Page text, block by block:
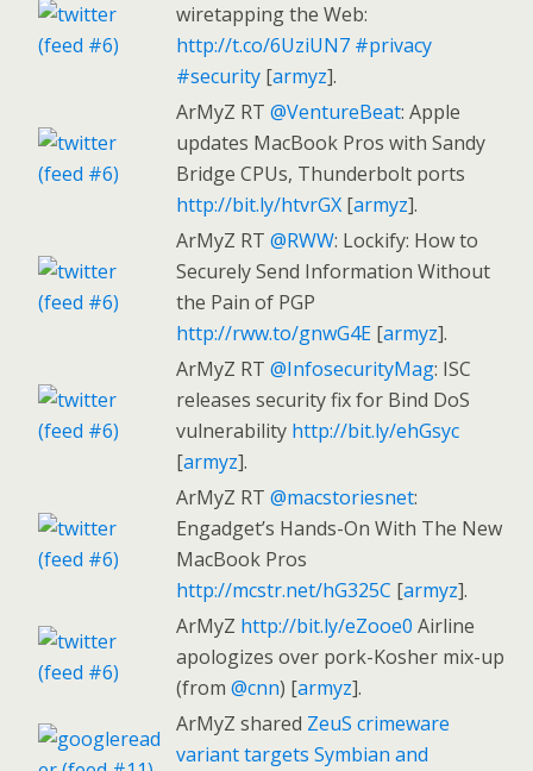
wiretapping the Web:
http://t.co/6UziUN7 #privacy
#security [armyz].
ArMyZ RT @VentureBeat: Apple
updates MacBook Pros with Sandy
Bridge CPUs, Thunderbolt ports
http://bit.ly/htvrGX [armyz].
ArMyZ RT @RWW: Lockify: How to
Securely Send Information Without
the Pain of PGP
http://rww.to/gnwG4E [armyz].
ArMyZ RT @InfosecurityMag: ISC
releases security fix for Bind DoS
vulnerability http://bit.ly/ehGsyc
[armyz].
ArMyZ RT @macstoriesnet:
Engadget’s Hands-On With The New
MacBook Pros
http://mcstr.net/hG325C [armyz].
ArMyZ http://bit.ly/eZooe0 Airline
apologizes over pork-Kosher mix-up
(from @cnn) [armyz].
ArMyZ shared ZeuS crimeware
variant targets Symbian and